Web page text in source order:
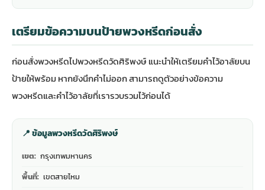
เตรียมข้อความบนป้ายพวงหรีดก่อนสั่ง
ก่อนสั่งพวงหรีดไปพวงหรีดวัดศิริพงษ์ แนะนำให้เตรียมคำไว้อาลัยบน
ป้ายให้พร้อม หากยังนึกคำไม่ออก สามารถดูตัวอย่างข้อความ
พวงหรีดและคำไว้อาลัยที่เรารวบรวมไว้ก่อนได้
📍 ข้อมูลพวงหรีดวัดศิริพงษ์
เขต: กรุงเทพมหานคร
พื้นที่: เขตสายไหม